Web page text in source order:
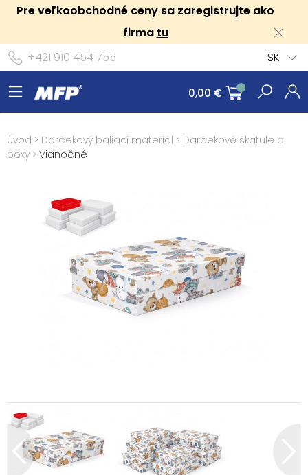
Pre veľkoobchodné ceny sa zaregistrujte ako
firma tu
+421 910 454 755
SK
0,00 €
Úvod > Darčekový baliaci materiál > Darčekové škatule a
boxy > Vianočné